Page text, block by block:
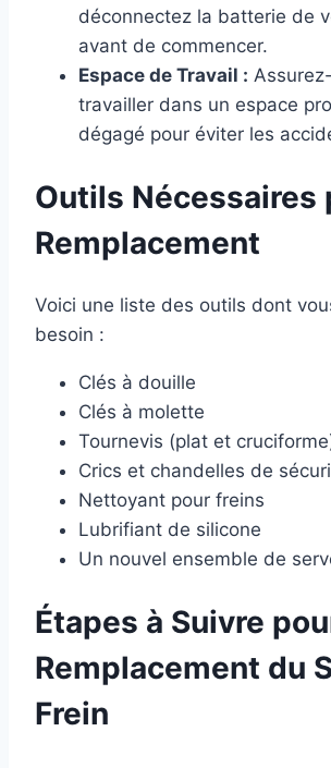
déconnectez la batterie de
avant de commencer.
Espace de Travail :
travailler dans un espace
dégagé pour éviter les
Outils Nécessaires
Remplacement
Voici une liste des outils dont
besoin :
Clés à douille
Clés à molette
Tournevis (plat et
Crics et chandelles de
Nettoyant pour freins
Lubrifiant de silicone
Un nouvel ensemble de
Étapes à Suivre
Remplacement du
Frein